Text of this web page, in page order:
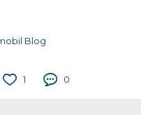
Blog
1 0